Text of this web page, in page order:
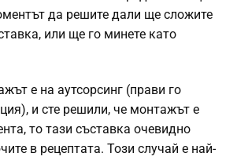
да решите дали ще сложите
или ще го минете като
е на аутсорсинг (прави го
и сте решили, че монтажът е
то тази съставка очевидно
в рецептата. Този случай е най-